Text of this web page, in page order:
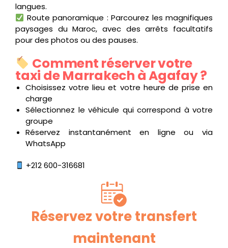
langues.
Route panoramique : Parcourez les magnifiques
paysages du Maroc, avec des arrêts facultatifs
pour des photos ou des pauses.
Comment réserver votre
taxi de Marrakech à Agafay ?
Choisissez votre lieu et votre heure de prise en
charge
Sélectionnez le véhicule qui correspond à votre
groupe
Réservez instantanément en ligne ou via
WhatsApp
+212 600-316681
Réservez votre transfert
maintenant